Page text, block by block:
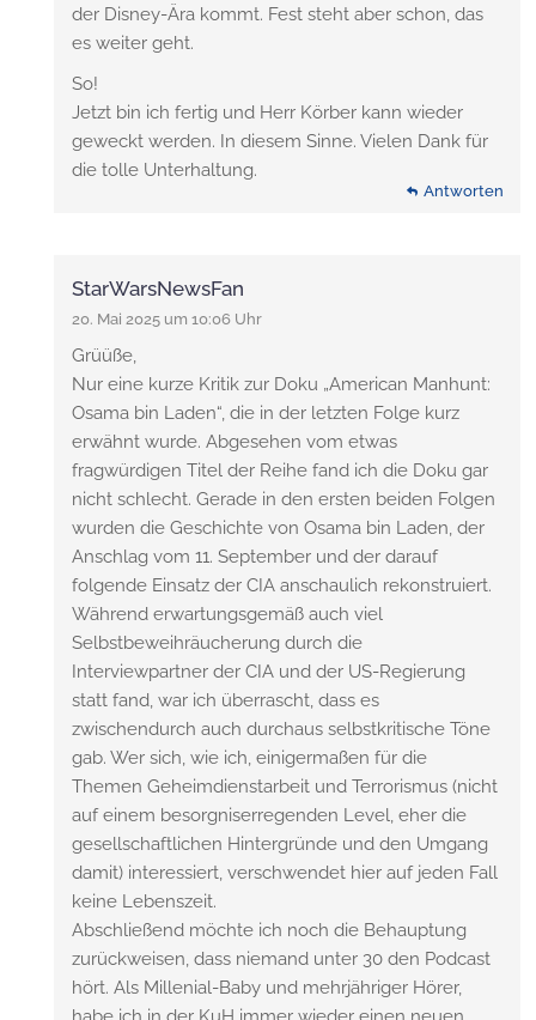
der Disney-Ära kommt. Fest steht aber schon, das
es weiter geht.
So!
Jetzt bin ich fertig und Herr Körber kann wieder
geweckt werden. In diesem Sinne. Vielen Dank für
die tolle Unterhaltung.
Antworten
StarWarsNewsFan
20. Mai 2025 um 10:06 Uhr
Grüüße,
Nur eine kurze Kritik zur Doku „American Manhunt:
Osama bin Laden“, die in der letzten Folge kurz
erwähnt wurde. Abgesehen vom etwas
fragwürdigen Titel der Reihe fand ich die Doku gar
nicht schlecht. Gerade in den ersten beiden Folgen
wurden die Geschichte von Osama bin Laden, der
Anschlag vom 11. September und der darauf
folgende Einsatz der CIA anschaulich rekonstruiert.
Während erwartungsgemäß auch viel
Selbstbeweihräucherung durch die
Interviewpartner der CIA und der US-Regierung
statt fand, war ich überrascht, dass es
zwischendurch auch durchaus selbstkritische Töne
gab. Wer sich, wie ich, einigermaßen für die
Themen Geheimdienstarbeit und Terrorismus (nicht
auf einem besorgniserregenden Level, eher die
gesellschaftlichen Hintergründe und den Umgang
damit) interessiert, verschwendet hier auf jeden Fall
keine Lebenszeit.
Abschließend möchte ich noch die Behauptung
zurückweisen, dass niemand unter 30 den Podcast
hört. Als Millenial-Baby und mehrjähriger Hörer,